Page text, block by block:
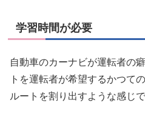
学習時間が必要
自動車のカーナビが運転者の
トを運転者が希望するかつて
ルートを割り出すような感じで